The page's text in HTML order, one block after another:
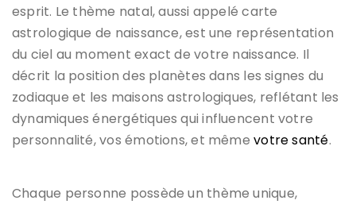
esprit. Le thème natal, aussi appelé carte
astrologique de naissance, est une représentation
du ciel au moment exact de votre naissance. Il
décrit la position des planètes dans les signes du
zodiaque et les maisons astrologiques, reflétant les
dynamiques énergétiques qui influencent votre
personnalité, vos émotions, et mêmevotre santé.
Chaque personne possède un thème unique,